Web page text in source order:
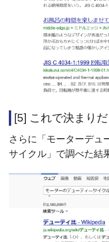
[5] これで決まりだ
さらに「モーターデ
サイクル」で調べた結